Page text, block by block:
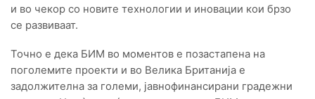
и во чекор со новите технологии и иновации кои брзо
се развиваат.
Точно е дека БИМ во моментов е позастапена на
поголемите проекти и во Велика Британија е
задолжителна за големи, јавнофинансирани градежни